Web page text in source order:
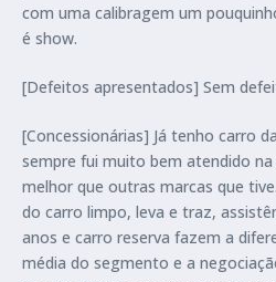
com uma calibragem um
é show.
[Defeitos apresentados] Sem
[Concessionárias] Já tenho carro
sempre fui muito bem atendido
melhor que outras marcas que
do carro limpo, leva e traz,
anos e carro reserva fazem a
média do segmento e a